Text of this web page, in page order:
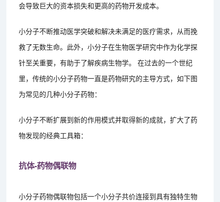
会导致巨大的资本损失和更高的药物开发成本。
小分子不断推动医学突破和解决未满足的医疗需求，从而挽
救了无数生命。此外，小分子在生物医学研究中作为化学探
针至关重要，有助于了解疾病生物学。 在过去的一个世纪
里，传统的小分子药物一直是药物研究的主导方式，如下图
为常见的几种小分子药物：
小分子不断扩展到新的作用模式并取得新的成就，扩大了药
物发现的经典工具箱：
抗体-药物偶联物
小分子药物偶联物包括一个小分子共价连接到具有独特生物